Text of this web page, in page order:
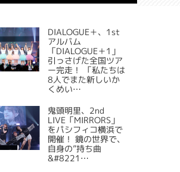
DIALOGUE＋、1st
アルバム
「DIALOGUE＋1」
引っさげた全国ツア
ー完走！ 「私たちは
8人でまた新しいか
くめい…
鬼頭明里、2nd
LIVE「MIRRORS」
をパシフィコ横浜で
開催！ 鏡の世界で、
自身の”持ち曲
&#8221…